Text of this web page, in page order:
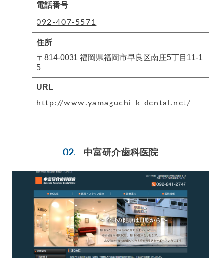
電話番号
092-407-5571
住所
〒814-0031 福岡県福岡市早良区南庄5丁目11-1
5
URL
http://www.yamaguchi-k-dental.net/
中富研介歯科医院